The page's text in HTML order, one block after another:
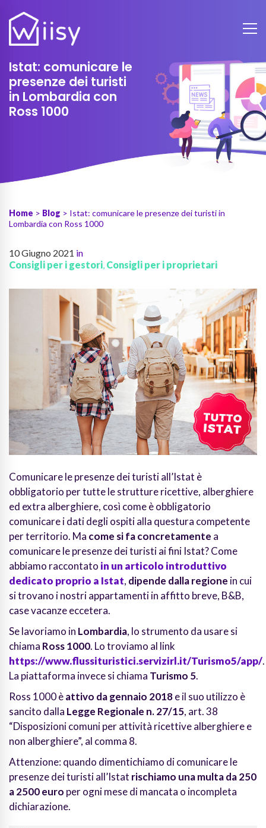
Istat: comunicare le
presenze dei turisti
in Lombardia con
Ross 1000
Home > Blog > Istat: comunicare le presenze dei turisti in
Lombardia con Ross 1000
10 Giugno 2021 in
Consigli per i gestori, Consigli per i proprietari
Comunicare le presenze dei turisti all’Istat è
obbligatorio per tutte le strutture ricettive, alberghiere
ed extra alberghiere, così come è obbligatorio
comunicare i dati degli ospiti alla questura competente
per territorio. Ma come si fa concretamente a
comunicare le presenze dei turisti ai fini Istat? Come
abbiamo raccontato in un articolo introduttivo
dedicato proprio a Istat, dipende dalla regione in cui
si trovano i nostri appartamenti in affitto breve, B&B,
case vacanze eccetera.
Se lavoriamo in Lombardia, lo strumento da usare si
chiama Ross 1000. Lo troviamo al link
https://www.flussituristici.servizirl.it/Turismo5/app/.
La piattaforma invece si chiama Turismo 5.
Ross 1000 èattivo da gennaio 2018e il suo utilizzo è
sancito dalla Legge Regionale n. 27/15, art. 38
“Disposizioni comuni per attività ricettive alberghiere e
non alberghiere”, al comma 8.
Attenzione: quando dimentichiamo di comunicare le
presenze dei turisti all’Istat rischiamo una multada 250
a 2500 euro per ogni mese di mancata o incompleta
dichiarazione.